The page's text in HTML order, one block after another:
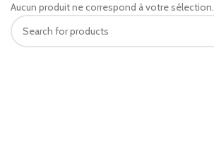
Aucun produit ne correspond à votre sélection.